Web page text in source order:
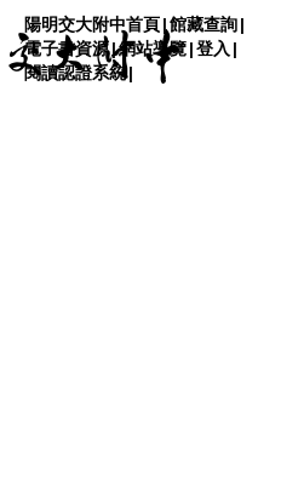
陽明交大附中首頁|館藏查詢|
電子書資源|網站導覽|登入 |
閱讀認證系統 |